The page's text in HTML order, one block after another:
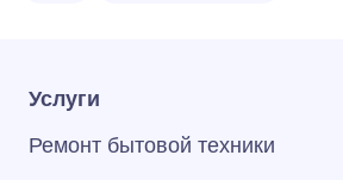
Услуги
Ремонт бытовой техники